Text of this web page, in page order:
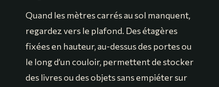
Quand les mètres carrés au sol manquent,
regardez vers le plafond. Des étagères
fixées en hauteur, au-dessus des portes ou
le long d’un couloir, permettent de stocker
des livres ou des objets sans empiéter sur